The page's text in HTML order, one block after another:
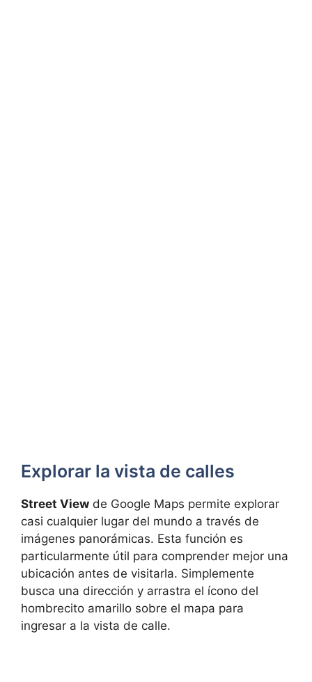
Explorar la vista de calles
Street View de Google Maps permite explorar
casi cualquier lugar del mundo a través de
imágenes panorámicas. Esta función es
particularmente útil para comprender mejor una
ubicación antes de visitarla. Simplemente
busca una dirección y arrastra el ícono del
hombrecito amarillo sobre el mapa para
ingresar a la vista de calle.